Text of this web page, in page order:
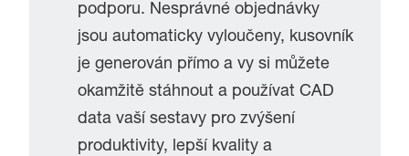
podporu. Nesprávné objednávky
jsou automaticky vyloučeny, kusovník
je generován přímo a vy si můžete
okamžitě stáhnout a používat CAD
data vaší sestavy pro zvýšení
produktivity, lepší kvality a